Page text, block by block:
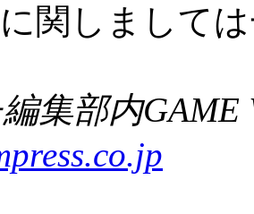
関しまして
集部内GAME